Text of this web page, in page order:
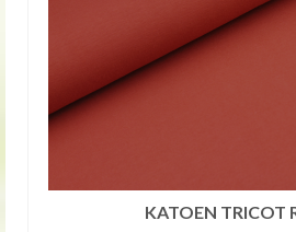
KATOEN TRICOT